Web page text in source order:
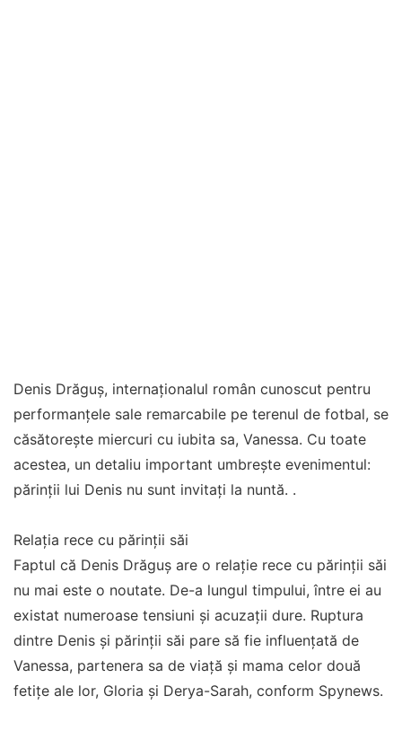
Denis Drăguș, internaționalul român cunoscut pentru
performanțele sale remarcabile pe terenul de fotbal, se
căsătorește miercuri cu iubita sa, Vanessa. Cu toate
acestea, un detaliu important umbrește evenimentul:
părinții lui Denis nu sunt invitați la nuntă. .
Relația rece cu părinții săi
Faptul că Denis Drăguș are o relație rece cu părinții săi
nu mai este o noutate. De-a lungul timpului, între ei au
existat numeroase tensiuni și acuzații dure. Ruptura
dintre Denis și părinții săi pare să fie influențată de
Vanessa, partenera sa de viață și mama celor două
fetițe ale lor, Gloria și Derya-Sarah, conform Spynews.